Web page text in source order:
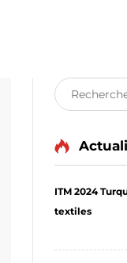
ITM 2024
textiles